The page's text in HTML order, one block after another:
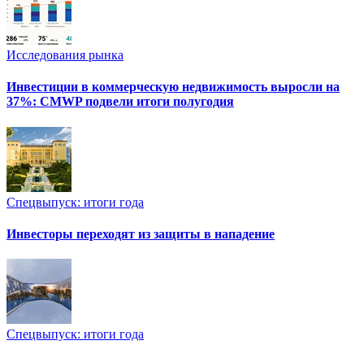
Исследования рынка
Инвестиции в коммерческую недвижимость выросли на
37%: CMWP подвели итоги полугодия
Спецвыпуск: итоги года
Инвесторы переходят из защиты в нападение
Спецвыпуск: итоги года